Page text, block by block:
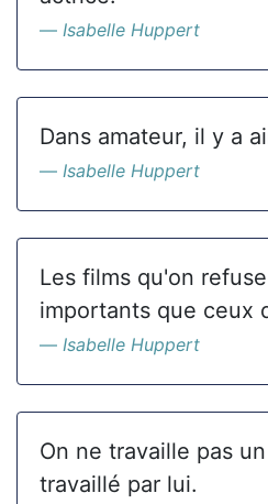
Isabelle Huppert
Dans amateur, il y a
Isabelle Huppert
Les films qu'on
importants que ceux
Isabelle Huppert
On ne travaille pas
travaillé par lui.